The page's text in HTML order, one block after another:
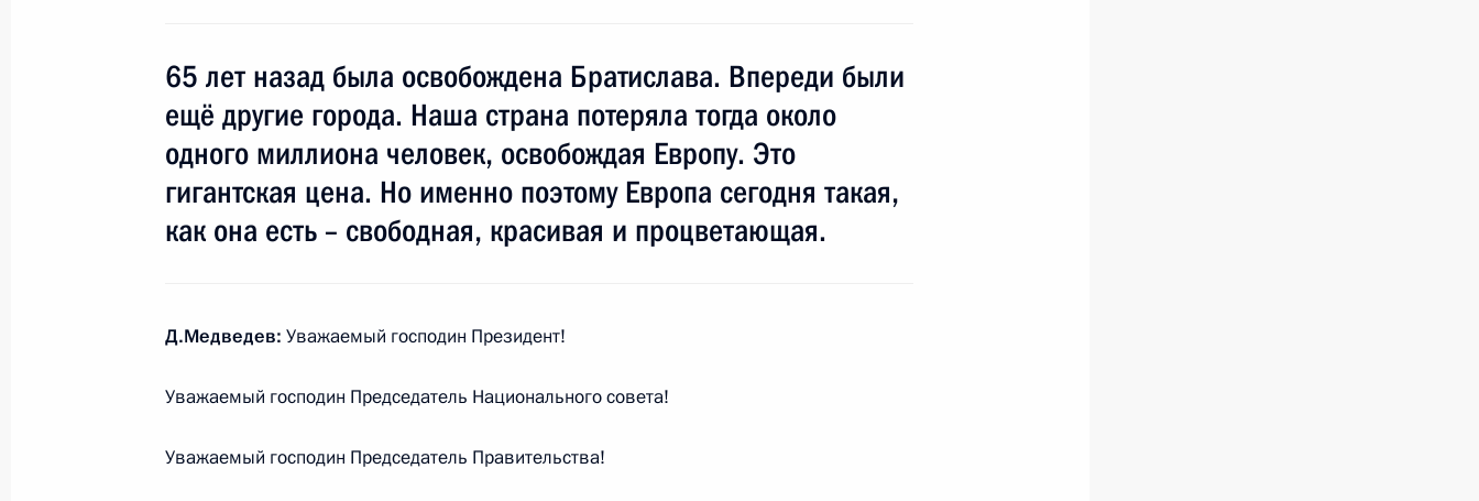
30 марта 2010 года, вторник
Встреча с председателем Совета по содействию развитию
институтов гражданского общества и правам человека Эллой
Памфиловой
30 марта 2010 года, 14:00 Московская область, Горки
65 лет назад была освобождена Братислава. Впереди были
ещё другие города. Наша страна потеряла тогда около
одного миллиона человек, освобождая Европу. Это
гигантская цена. Но именно поэтому Европа сегодня такая,
как она есть – свободная, красивая и процветающая.
Д.Медведев: Уважаемый господин Президент!
Уважаемый господин Председатель Национального совета!
Уважаемый господин Председатель Правительства!